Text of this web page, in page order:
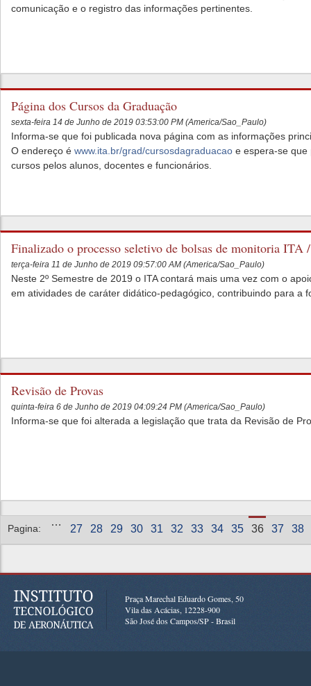
comunicação e o registro das informações pertinentes.
Página dos Cursos da Graduação
sexta-feira 14 de Junho de 2019 03:53:00 PM (America/Sao_Paulo)
Informa-se que foi publicada nova página com as informações
O endereço é www.ita.br/grad/cursosdagraduacao e espera-se que
cursos pelos alunos, docentes e funcionários.
Finalizado o processo seletivo de bolsas de monitoria
terça-feira 11 de Junho de 2019 09:57:00 AM (America/Sao_Paulo)
Neste 2º Semestre de 2019 o ITA contará mais uma vez com o
em atividades de caráter didático-pedagógico, contribuindo para a
Revisão de Provas
quinta-feira 6 de Junho de 2019 04:09:24 PM (America/Sao_Paulo)
Informa-se que foi alterada a legislação que trata da Revisão de
Pagina:
Páginas …
27 28 29 30 31 32 33 34 35 36 37 38
Praça Marechal Eduardo Gomes, 50
Vila das Acácias, 12228-900
São José dos Campos/SP - Brasil